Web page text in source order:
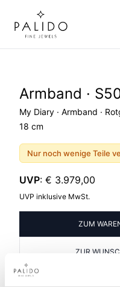
Armband ·
My Diary · Armband ·
18 cm
Nur noch wenige Teile
UVP: € 3.979,00
UVP inklusive MwSt.
ZUM
ZUR
PRODUKTINFORMATIONEN